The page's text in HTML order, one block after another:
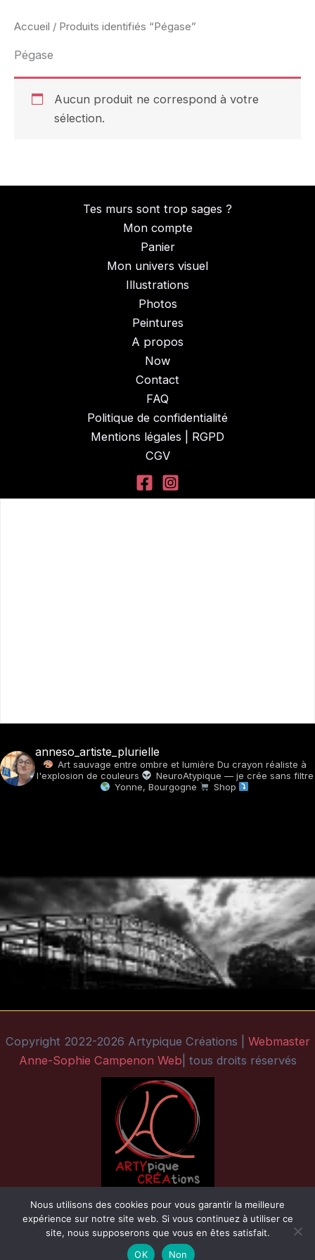
Accueil / Produits identifiés “Pégase”
Pégase
Aucun produit ne correspond à votre
sélection.
Tes murs sont trop sages ?
Mon compte
Panier
Mon univers visuel
Illustrations
Photos
Peintures
A propos
Now
Contact
FAQ
Politique de confidentialité
Mentions légales | RGPD
CGV
anneso_artiste_plurielle
Art sauvage entre ombre et lumière Du crayon réaliste à
l'explosion de couleurs
NeuroAtypique — je crée sans filtre
Yonne, Bourgogne
Shop
Copyright 2022-2026 Artypique Créations | Webmaster
Anne-Sophie Campenon Web | tous droits réservés
Nous utilisons des cookies pour vous garantir la meilleure
expérience sur notre site web. Si vous continuez à utiliser ce
site, nous supposerons que vous en êtes satisfait.
OK
Non